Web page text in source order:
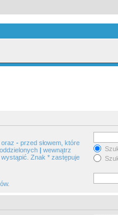
oraz - przed słowem, które
| wewnątrz
wystąpić. Znak * zastępuje